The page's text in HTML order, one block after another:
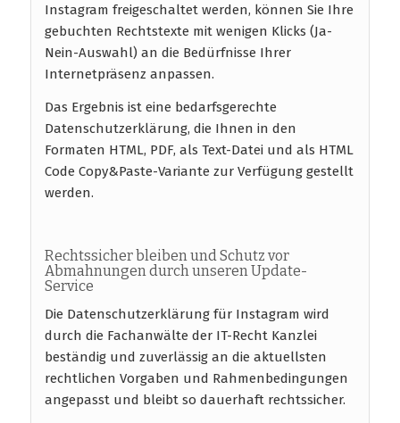
Instagram freigeschaltet werden, können Sie Ihre
gebuchten Rechtstexte mit wenigen Klicks (Ja-
Nein-Auswahl) an die Bedürfnisse Ihrer
Internetpräsenz anpassen.
Das Ergebnis ist eine bedarfsgerechte
Datenschutzerklärung, die Ihnen in den
Formaten HTML, PDF, als Text-Datei und als HTML
Code Copy&Paste-Variante zur Verfügung gestellt
werden.
Rechtssicher bleiben und Schutz vor
Abmahnungen durch unseren Update-
Service
Die Datenschutzerklärung für Instagram wird
durch die Fachanwälte der IT-Recht Kanzlei
beständig und zuverlässig an die aktuellsten
rechtlichen Vorgaben und Rahmenbedingungen
angepasst und bleibt so dauerhaft rechtssicher.